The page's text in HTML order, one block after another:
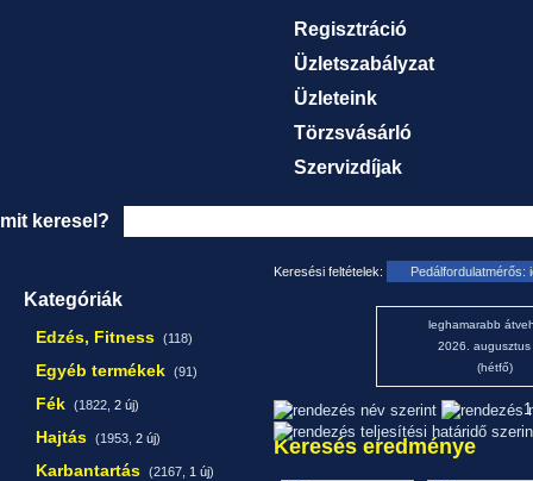
Regisztráció
Üzletszabályzat
Üzleteink
Törzsvásárló
Szervizdíjak
mit keresel?
Kategóriák
Edzés, Fitness (118)
Egyéb termékek (91)
Fék (1822, 2 új)
Hajtás (1953, 2 új)
Karbantartás (2167, 1 új)
Keresési feltételek: Pedálfordulatmérős:
leghamarabb
2026. augusztus
(hétfő)
Keresés eredménye